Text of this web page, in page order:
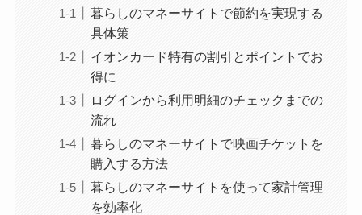
暮らしのマネーサイトで節約を実現する
具体策
イオンカード特有の割引とポイントでお
得に
ログインから利用明細のチェックまでの
流れ
暮らしのマネーサイトで映画チケットを
購入する方法
暮らしのマネーサイトを使って家計管理
を効率化